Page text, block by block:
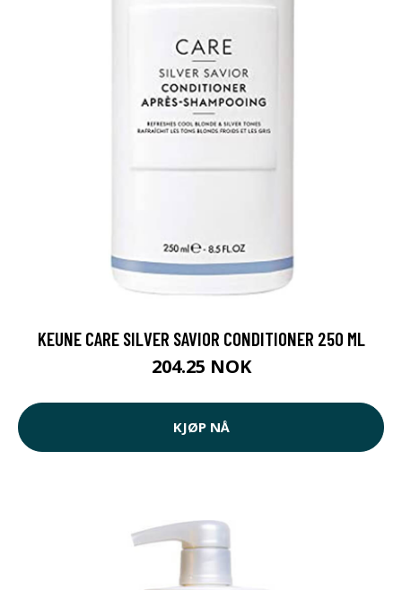
KEUNE CARE SILVER SAVIOR CONDITIONER 250 ML
204.25 NOK
KJØP NÅ